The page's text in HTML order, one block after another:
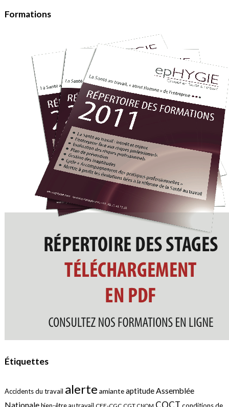
Formations
Étiquettes
Accidents du travail alerte amianteaptitudeAssemblée
Nationale